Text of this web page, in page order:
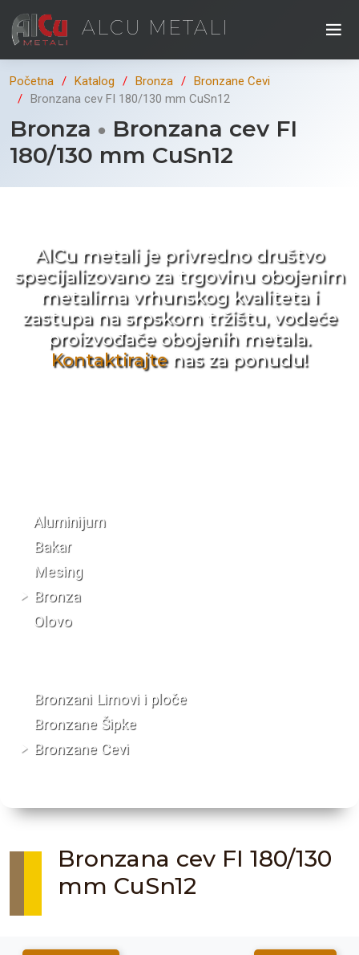
ALCU METALI
Početna Katalog Bronza
Bronzane Cevi
Bronzana cev FI 180/130 mm CuSn12
Bronza
Bronzana cev FI
180/130 mm CuSn12
AlCu metali je privredno društvo
specijalizovano za trgovinu obojenim
metalima vrhunskog kvaliteta i
zastupa na srpskom tržištu, vodeće
proizvođače obojenih metala.
Kontaktirajtenas za ponudu!
Aluminijum
Bakar
Mesing
Bronza
Olovo
Bronzani Limovi i ploče
Bronzane Šipke
Bronzane Cevi
Bronzana cev FI 180/130
mm CuSn12